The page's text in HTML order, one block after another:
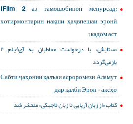
IFilm 2 аз тамошобинон мепурсад:
хотирмонтарин нақши ҳаҷвпешаи эронӣ
кадом аст?
«ستایش» با درخواست مخاطبان به آی‌فیلم ۲
بازمی‌گردد
Сабти ҷаҳонии қалъаи асроромези Аламут
дар қалби Эрон + аксҳо
کتاب «از زبان آریایی تا زبان تاجیکی» منتشر شد